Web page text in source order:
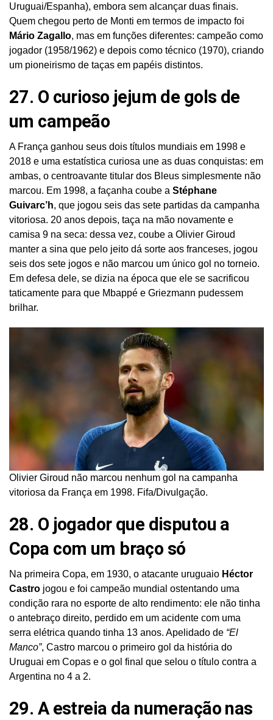
Uruguai/Espanha), embora sem alcançar duas finais.
Quem chegou perto de Monti em termos de impacto foi
Mário Zagallo, mas em funções diferentes: campeão como
jogador (1958/1962) e depois como técnico (1970), criando
um pioneirismo de taças em papéis distintos.
27. O curioso jejum de gols de
um campeão
A França ganhou seus dois títulos mundiais em 1998 e
2018 e uma estatística curiosa une as duas conquistas: em
ambas, o centroavante titular dos Bleus simplesmente não
marcou. Em 1998, a façanha coube a Stéphane
Guivarc’h, que jogou seis das sete partidas da campanha
vitoriosa. 20 anos depois, taça na mão novamente e
camisa 9 na seca: dessa vez, coube a Olivier Giroud
manter a sina que pelo jeito dá sorte aos franceses, jogou
seis dos sete jogos e não marcou um único gol no torneio.
Em defesa dele, se dizia na época que ele se sacrificou
taticamente para que Mbappé e Griezmann pudessem
brilhar.
Olivier Giroud não marcou nenhum gol na campanha
vitoriosa da França em 1998. Fifa/Divulgação.
28. O jogador que disputou a
Copa com um braço só
Na primeira Copa, em 1930, o atacante uruguaio Héctor
Castro jogou e foi campeão mundial ostentando uma
condição rara no esporte de alto rendimento: ele não tinha
o antebraço direito, perdido em um acidente com uma
serra elétrica quando tinha 13 anos. Apelidado de “El
Manco”, Castro marcou o primeiro gol da história do
Uruguai em Copas e o gol final que selou o título contra a
Argentina no 4 a 2.
29. A estreia da numeração nas